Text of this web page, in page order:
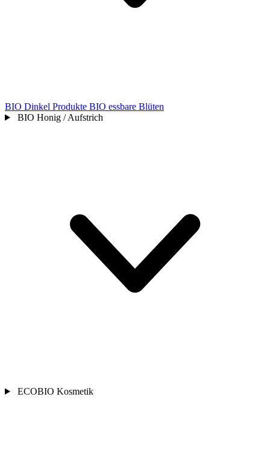
BIO Dinkel Produkte BIO essbare Blüten
BIO Honig / Aufstrich
ECOBIO Kosmetik